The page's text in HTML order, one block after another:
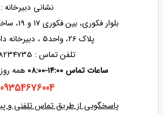
نشانی دبیرخانه :
بلوار فکوری، بین فکوری 17 و 19، ساختمان پزشکان فکوری
پلاک 26، واحد5 ، دبیرخانه دائمی همایش
تلفن تماس : 38234735-051
ساعات تماس 14:00-08:00
همه
09354676004
پاسخگویی از طریق تماس تلفنی و